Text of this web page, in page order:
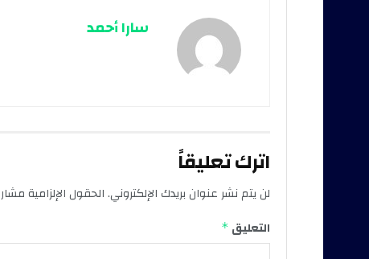
سارا أحمد
اترك تعليقاً
لن يتم نشر عنوان بريدك الإلكتروني.الحقول الإلزامية مشار
التعليق *